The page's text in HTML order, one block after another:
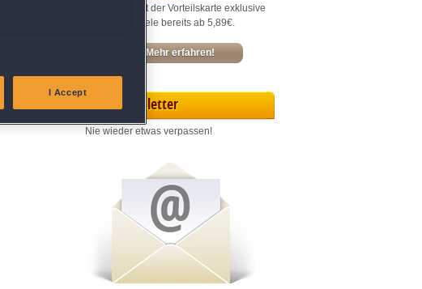
Sichere dir mit der Vorteilskarte exklusive
Rabatte – Spiele bereits ab 5,89€.
Mehr erfahren!
Newsletter
Nie wieder etwas verpassen!
I Accept